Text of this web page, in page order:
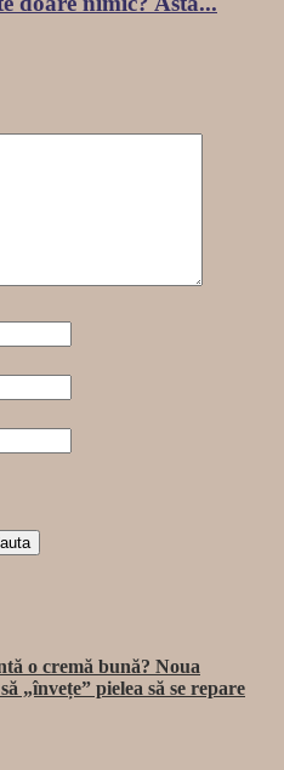
o cremă bună? Noua
„învețe” pielea să se repare